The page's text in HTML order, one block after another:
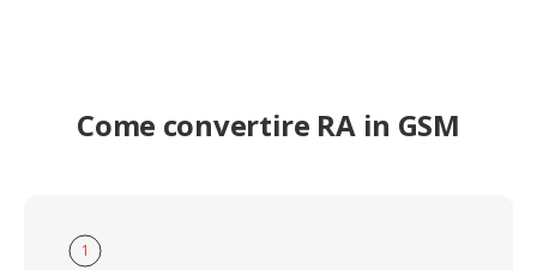
Come convertire RA in GSM
1